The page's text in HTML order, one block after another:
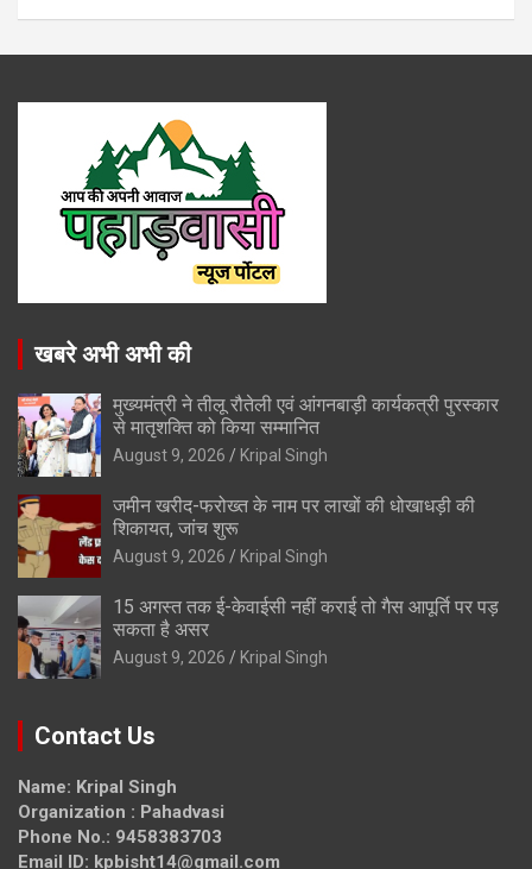
खबरे अभी अभी की
मुख्यमंत्री ने तीलू रौतेली एवं आंगनबाड़ी कार्यकत्री पुरस्कार
से मातृशक्ति को किया सम्मानित
August 9, 2026 Kripal Singh
जमीन खरीद-फरोख्त के नाम पर लाखों की धोखाधड़ी की
शिकायत, जांच शुरू
August 9, 2026 Kripal Singh
15 अगस्त तक ई-केवाईसी नहीं कराई तो गैस आपूर्ति पर पड़
सकता है असर
August 9, 2026 Kripal Singh
Contact Us
Name: Kripal Singh
Organization : Pahadvasi
Phone No.: 9458383703
Email ID: kpbisht14@gmail.com